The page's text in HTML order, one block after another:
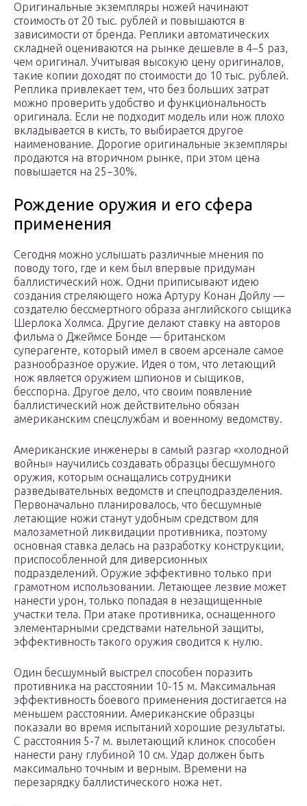
Оригинальные экземпляры ножей начинают
стоимость от 20 тыс. рублей и повышаются в
зависимости от бренда. Реплики автоматических
складней оцениваются на рынке дешевле в 4−5 раз,
чем оригинал. Учитывая высокую цену оригиналов,
такие копии доходят по стоимости до 10 тыс. рублей.
Реплика привлекает тем, что без больших затрат
можно проверить удобство и функциональность
оригинала. Если не подходит модель или нож плохо
вкладывается в кисть, то выбирается другое
наименование. Дорогие оригинальные экземпляры
продаются на вторичном рынке, при этом цена
повышается на 25−30%.
Рождение оружия и его сфера
применения
Сегодня можно услышать различные мнения по
поводу того, где и кем был впервые придуман
баллистический нож. Одни приписывают идею
создания стреляющего ножа Артуру Конан Дойлу —
создателю бессмертного образа английского сыщика
Шерлока Холмса. Другие делают ставку на авторов
фильма о Джеймсе Бонде — британском
суперагенте, который имел в своем арсенале самое
разнообразное оружие. Идея о том, что летающий
нож является оружием шпионов и сыщиков,
бесспорна. Другое дело, что своим появление
баллистический нож действительно обязан
американским спецслужбам и военному ведомству.
Американские инженеры в самый разгар «холодной
войны» научились создавать образцы бесшумного
оружия, которым оснащались сотрудники
разведывательных ведомств и спецподразделения.
Первоначально планировалось, что бесшумные
летающие ножи станут удобным средством для
малозаметной ликвидации противника, поэтому
основная ставка делась на разработку конструкции,
приспособленной для диверсионных
подразделений. Оружие эффективно только при
грамотном использовании. Летающее лезвие может
нанести урон, только попадая в незащищенные
участки тела. При атаке противника, оснащенного
элементарными средствами нательной защиты,
эффективность такого оружия сводится к нулю.
Один бесшумный выстрел способен поразить
противника на расстоянии 10-15 м. Максимальная
эффективность боевого применения достигается на
меньшем расстоянии. Американские образцы
показали во время испытаний хорошие результаты.
С расстояния 5-7 м. вылетающий клинок способен
нанести рану глубиной 10 см. Удар должен быть
максимально точным и верным. Времени на
перезарядку баллистического ножа нет.